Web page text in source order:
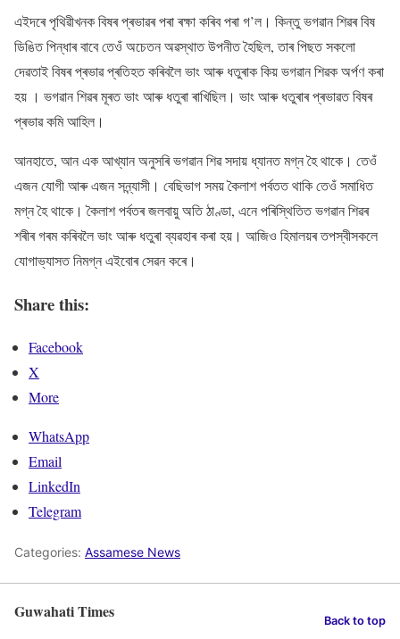
এইদৰে পৃথিৱীখনক বিষৰ প্ৰভাৱৰ পৰা ৰক্ষা কৰিব পৰা গ’ল। কিন্তু ভগৱান শিৱৰ বিষ
ডিঙিত পিন্ধাৰ বাবে তেওঁ অচেতন অৱস্থাত উপনীত হৈছিল, তাৰ পিছত সকলো
দেৱতাই বিষৰ প্ৰভাৱ প্ৰতিহত কৰিবলৈ ভাং আৰু ধতুৰাক কিয় ভগৱান শিৱক অৰ্পণ কৰা
হয় । ভগৱান শিৱৰ মূৰত ভাং আৰু ধতুৰা ৰাখিছিল। ভাং আৰু ধতুৰাৰ প্ৰভাৱত বিষৰ
প্ৰভাৱ কমি আহিল।
আনহাতে, আন এক আখ্যান অনুসৰি ভগৱান শিৱ সদায় ধ্যানত মগ্ন হৈ থাকে। তেওঁ
এজন যোগী আৰু এজন সন্ন্যাসী। বেছিভাগ সময় কৈলাশ পৰ্বতত থাকি তেওঁ সমাধিত
মগ্ন হৈ থাকে। কৈলাশ পৰ্বতৰ জলবায়ু অতি ঠাণ্ডা, এনে পৰিস্থিতিত ভগৱান শিৱৰ
শৰীৰ গৰম কৰিবলৈ ভাং আৰু ধতুৰা ব্যৱহাৰ কৰা হয়। আজিও হিমালয়ৰ তপস্বীসকলে
যোগাভ্যাসত নিমগ্ন এইবোৰ সেৱন কৰে।
Share this:
Facebook
X
More
WhatsApp
Email
LinkedIn
Telegram
Categories: Assamese News
Guwahati Times Back to top